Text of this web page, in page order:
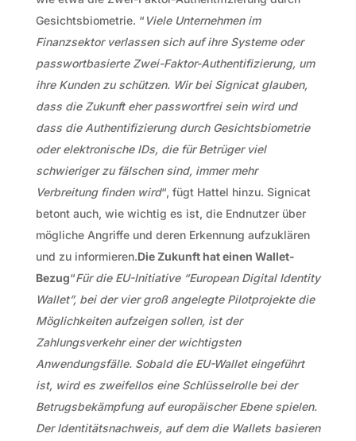
Gesichtsbiometrie. “ Viele Unternehmen im
Finanzsektor verlassen sich auf ihre Systeme oder
passwortbasierte Zwei-Faktor-Authentifizierung, um
ihre Kunden zu schützen. Wir bei Signicat glauben,
dass die Zukunft eher passwortfrei sein wird und
dass die Authentifizierung durch Gesichtsbiometrie
oder elektronische IDs, die für Betrüger viel
schwieriger zu fälschen sind, immer mehr
Verbreitung finden wird“, fügt Hattel hinzu. Signicat
betont auch, wie wichtig es ist, die Endnutzer über
mögliche Angriffe und deren Erkennung aufzuklären
und zu informieren.Die Zukunft hat einen Wallet-
Bezug“Für die EU-Initiative “European Digital Identity
Wallet”, bei der vier groß angelegte Pilotprojekte die
Möglichkeiten aufzeigen sollen, ist der
Zahlungsverkehr einer der wichtigsten
Anwendungsfälle. Sobald die EU-Wallet eingeführt
ist, wird es zweifellos eine Schlüsselrolle bei der
Betrugsbekämpfung auf europäischer Ebene spielen.
Der Identitätsnachweis, auf dem die Wallets basieren